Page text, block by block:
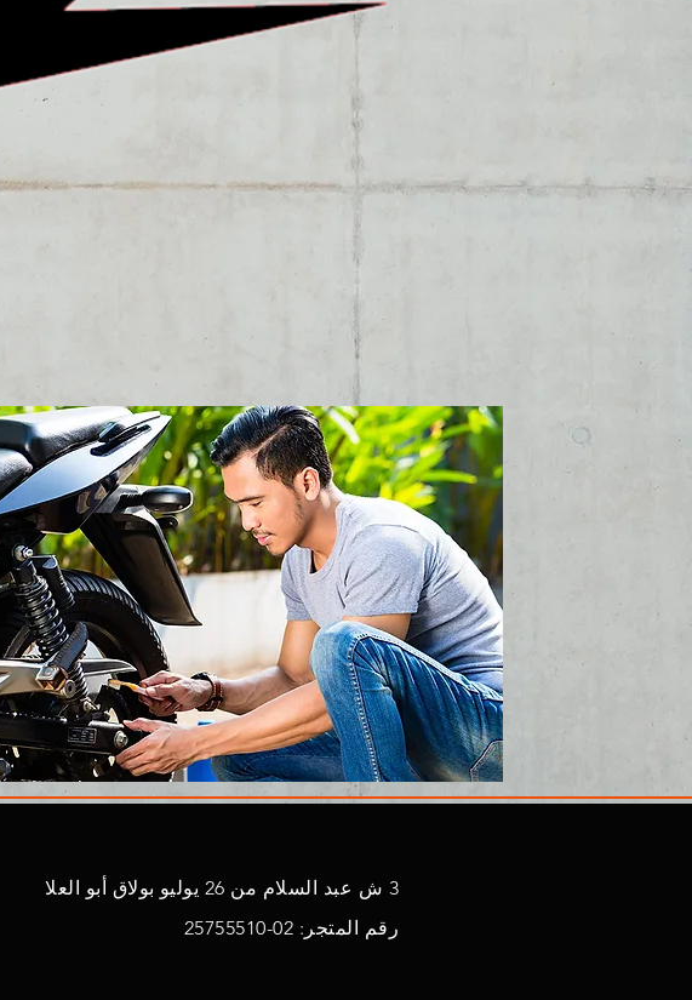
3 ش عبد السلام من 26 يوليو بولاق أبو العلا
رقم المتجر: 02-25755510